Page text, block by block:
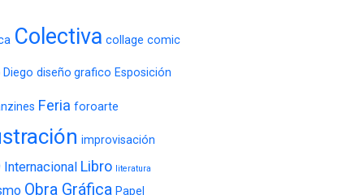
Colectiva collage comic
Diego diseño grafico Esposición
Feria foroarte
improvisación
Internacional Libro literatura
Obra Gráfica Papel